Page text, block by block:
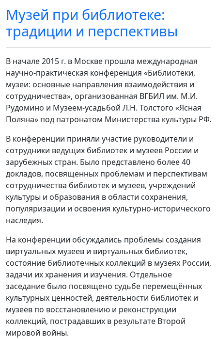
Музей при библиотеке:
традиции и перспективы
В начале 2015 г. в Москве прошла международная
научно-практическая конференция «Библиотеки,
музеи: основные направления взаимодействия и
сотрудничества», организованная ВГБИЛ им. М.И.
Рудомино и Музеем-усадьбой Л.Н. Толстого «Ясная
Поляна» под патронатом Министерства культуры РФ.
В конференции приняли участие руководители и
сотрудники ведущих библиотек и музеев России и
зарубежных стран. Было представлено более 40
докладов, посвящённых проблемам и перспективам
сотрудничества библиотек и музеев, учреждений
культуры и образования в области сохранения,
популяризации и освоения культурно-исторического
наследия.
На конференции обсуждались проблемы создания
виртуальных музеев и виртуальных библиотек,
состояние библиотечных коллекций в музеях России,
задачи их хранения и изучения. Отдельное
заседание было посвящено судьбе перемещённых
культурных ценностей, деятельности библиотек и
музеев по восстановлению и реконструкции
коллекций, пострадавших в результате Второй
мировой войны.